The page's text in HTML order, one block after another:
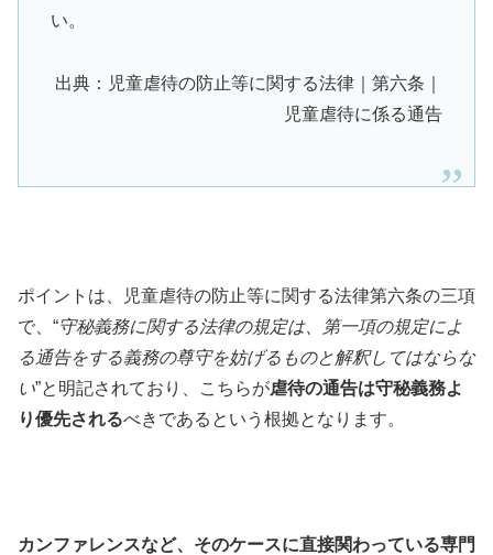
い。
出典：児童虐待の防止等に関する法律｜第六条｜
児童虐待に係る通告
ポイントは、児童虐待の防止等に関する法律第六条の三項
で、“守秘義務に関する法律の規定は、第一項の規定によ
る通告をする義務の尊守を妨げるものと解釈してはならな
い”と明記されており、こちらが虐待の通告は守秘義務よ
り優先されるべきであるという根拠となります。
カンファレンスなど、そのケースに直接関わっている専門